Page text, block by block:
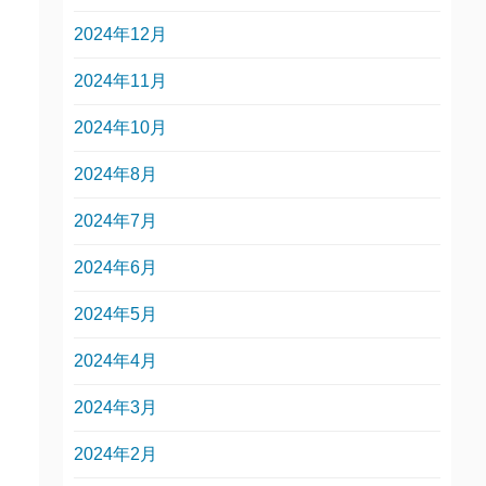
2024年12月
2024年11月
2024年10月
2024年8月
2024年7月
2024年6月
2024年5月
2024年4月
2024年3月
2024年2月